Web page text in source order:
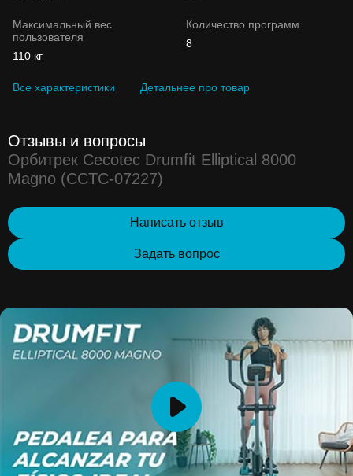
Максимальный вес
пользователя
110 кг
Количество программ
8
Все характеристики Детальнее про товар
Отзывы и вопросы
Орбитрек Cecotec Drumfit Elliptical 8000
Magno (CCTC-07227)
Написать отзыв
Задать вопрос